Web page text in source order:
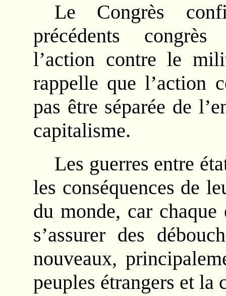
Le Congrès
précédents congrès
l’action contre le
rappelle que l’action
pas être séparée de
capitalisme.
Les guerres entre
les conséquences de
du monde, car
s’assurer des
nouveaux,
peuples étrangers et la